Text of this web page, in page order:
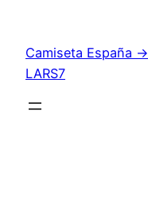
contenido
Camiseta España →
LARS7